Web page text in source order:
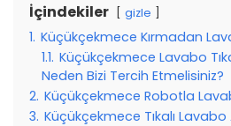
İçindekiler gizle
1. Küçükçekmece Kırmadan
1.1. Küçükçekmece Lavabo
Neden Bizi Tercih Etmelisiniz?
2. Küçükçekmece Robotla
3. Küçükçekmece Tıkalı